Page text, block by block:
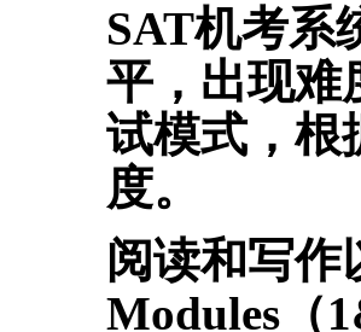
SAT机考系
平，出现难
试模式，根
度。
阅读和写作
Modules（